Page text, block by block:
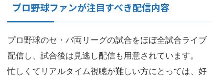
プロ野球ファンが注目すべき配信内容
プロ野球のセ・パ両リーグの試合をほぼ全試合ライブ
配信し、試合後は見逃し配信も用意されています。
忙しくてリアルタイム視聴が難しい方にとっては、好